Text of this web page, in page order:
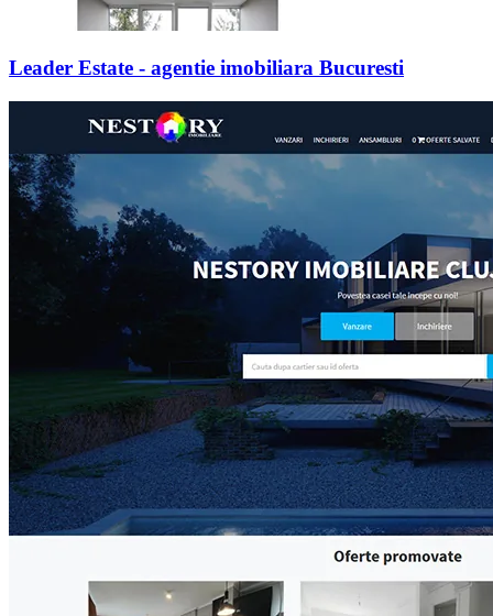
Leader Estate - agentie imobiliara Bucuresti